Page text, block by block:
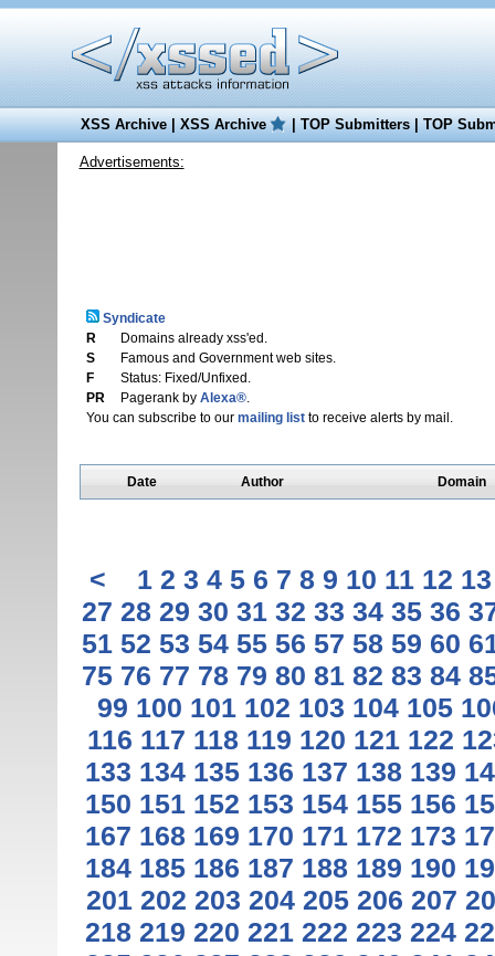
XSS Archive|XSS Archive |TOP Submitters|TOP
Advertisements:
Syndicate
R
Domains already xss'ed.
S
Famous and Government web sites.
F
Status: Fixed/Unfixed.
PR
Pagerank by Alexa®.
You can subscribe to our mailing listto receive alerts by mail.
Date Author Domain
< 1 2 3 4 5 6 7 8 9 10 11 12 13
27 28 29 30 31 32 33 34 35 36
51 52 53 54 55 56 57 58 59 60
75 76 77 78 79 80 81 82 83 84
99 100 101 102 103 104 105
116 117 118 119 120 121 122
133 134 135 136 137 138 139
150 151 152 153 154 155 156
167 168 169 170 171 172 173
184 185 186 187 188 189 190
201 202 203 204 205 206 207
218 219 220 221 222 223 224